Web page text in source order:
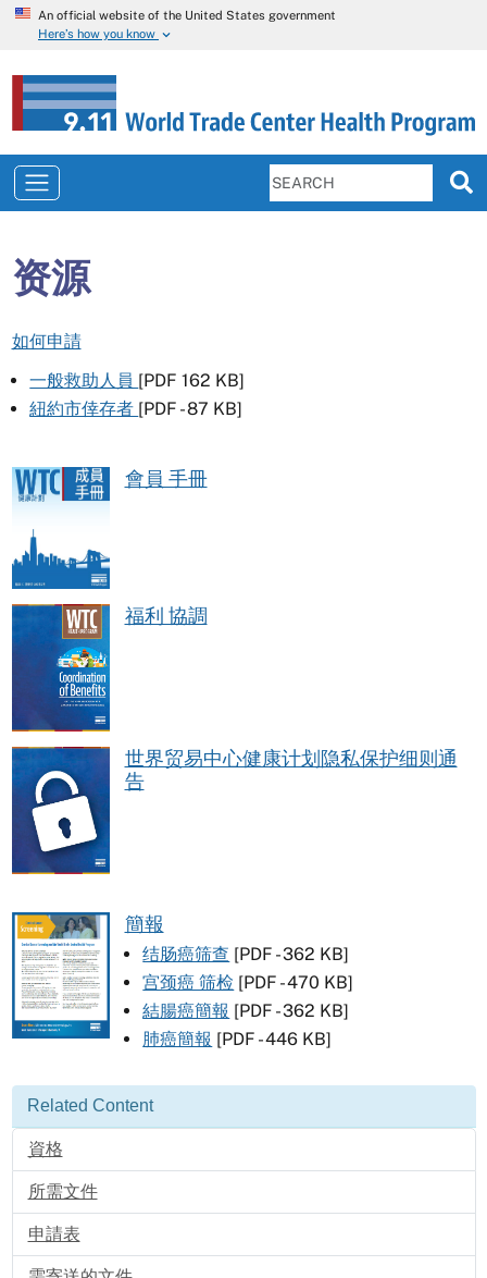
An official website of the United States government
Here’s how you know
资源
如何申請
一般救助人員 [PDF 162 KB]
紐約市倖存者 [PDF - 87 KB]
會員 手冊
福利 協調
世界贸易中心健康计划隐私保护细则通
告
簡報
结肠癌筛查 [PDF - 362 KB]
宫颈癌 筛检 [PDF - 470 KB]
結腸癌簡報 [PDF - 362 KB]
肺癌簡報 [PDF - 446 KB]
Related Content
資格
所需文件
申請表